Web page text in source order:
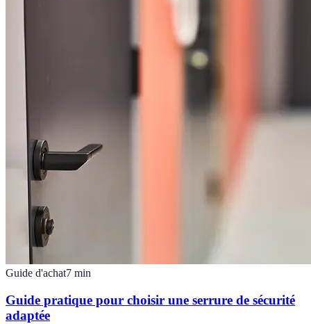
Guide d'achat7 min
Guide pratique pour choisir une serrure de sécurité
adaptée